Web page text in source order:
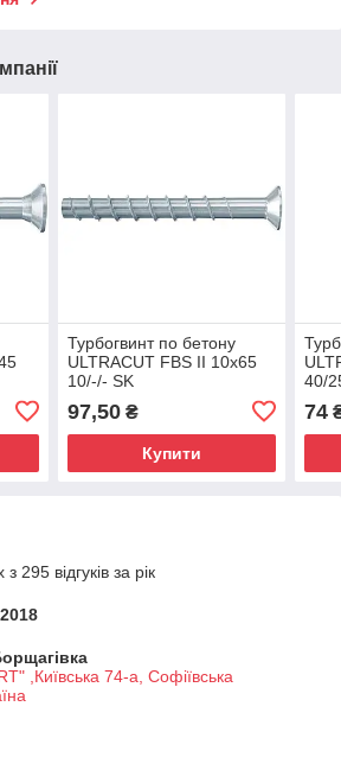
Турбогвинт по бетону
ULTRACUT FBS II 10x65
10/-/- SK
97,50₴
Купити
40/
74
295 відгуків за рік
,Київська 74-a, Софіївська